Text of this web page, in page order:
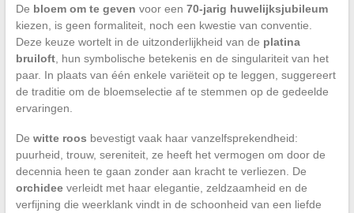
De bloem om te geven voor een 70-jarig huwelijksjubileum
kiezen, is geen formaliteit, noch een kwestie van conventie.
Deze keuze wortelt in de uitzonderlijkheid van de platina
bruiloft, hun symbolische betekenis en de singulariteit van het
paar. In plaats van één enkele variëteit op te leggen, suggereert
de traditie om de bloemselectie af te stemmen op de gedeelde
ervaringen.
De witte roos bevestigt vaak haar vanzelfsprekendheid:
puurheid, trouw, sereniteit, ze heeft het vermogen om door de
decennia heen te gaan zonder aan kracht te verliezen. De
orchideeverleidt met haar elegantie, zeldzaamheid en de
verfijning die weerklank vindt in de schoonheid van een liefde